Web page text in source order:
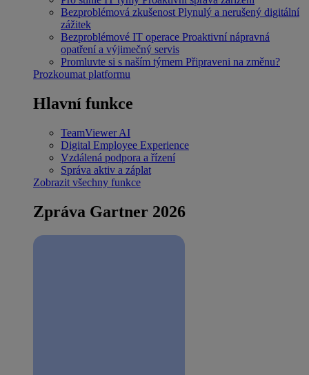
Bezproblémová zkušenost Plynulý a nerušený digitální
zážitek
Bezproblémové IT operace Proaktivní nápravná
opatření a výjimečný servis
Promluvte si s naším týmem Připraveni na změnu?
Prozkoumat platformu
Hlavní funkce
TeamViewer AI
Digital Employee Experience
Vzdálená podpora a řízení
Správa aktiv a záplat
Zobrazit všechny funkce
Zpráva Gartner 2026